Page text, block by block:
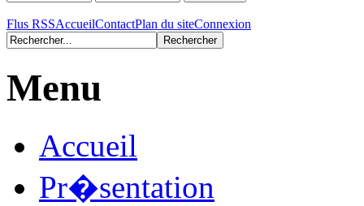
Flus RSSAccueilContactPlan du siteConnexion
Menu
Accueil
Pr�sentation